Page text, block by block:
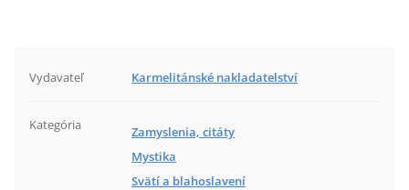
Vydavateľ Karmelitánské nakladatelství
Kategória
Zamyslenia, citáty
Mystika
Svätí a blahoslavení